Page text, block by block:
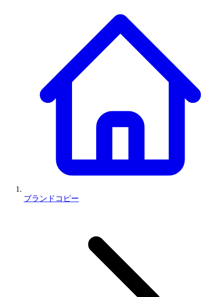
ブランドコピー